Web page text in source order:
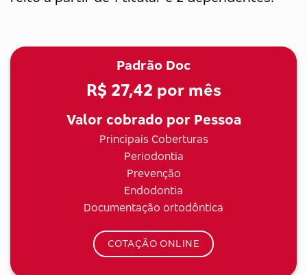
Padrão Doc
R$ 27,42 por mês
Valor cobrado por Pessoa
Principais Coberturas
Periodontia
Prevenção
Endodontia
Documentação ortodôntica
COTAÇÃO ONLINE